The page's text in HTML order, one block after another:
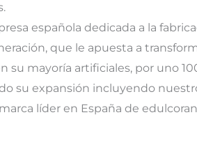
española dedicada a la
que le apuesta a
mayoría artificiales, por uno
su expansión incluyendo
líder en España de